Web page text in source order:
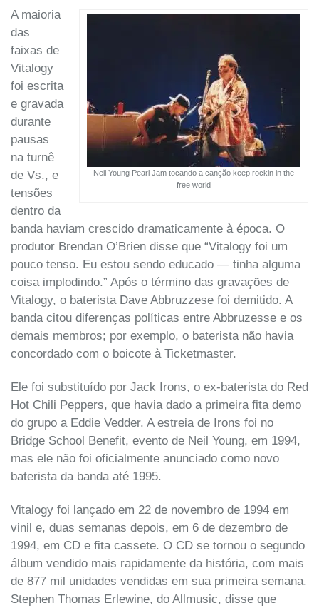
Neil Young Pearl Jam tocando a canção keep rockin in the
free world
A maioria
das
faixas de
Vitalogy
foi escrita
e gravada
durante
pausas
na turnê
de Vs., e
tensões
dentro da
banda haviam crescido dramaticamente à época. O
produtor Brendan O’Brien disse que “Vitalogy foi um
pouco tenso. Eu estou sendo educado — tinha alguma
coisa implodindo.” Após o término das gravações de
Vitalogy, o baterista Dave Abbruzzese foi demitido. A
banda citou diferenças políticas entre Abbruzesse e os
demais membros; por exemplo, o baterista não havia
concordado com o boicote à Ticketmaster.
Ele foi substituído por Jack Irons, o ex-baterista do Red
Hot Chili Peppers, que havia dado a primeira fita demo
do grupo a Eddie Vedder. A estreia de Irons foi no
Bridge School Benefit, evento de Neil Young, em 1994,
mas ele não foi oficialmente anunciado como novo
baterista da banda até 1995.
Vitalogy foi lançado em 22 de novembro de 1994 em
vinil e, duas semanas depois, em 6 de dezembro de
1994, em CD e fita cassete. O CD se tornou o segundo
álbum vendido mais rapidamente da história, com mais
de 877 mil unidades vendidas em sua primeira semana.
Stephen Thomas Erlewine, do Allmusic, disse que